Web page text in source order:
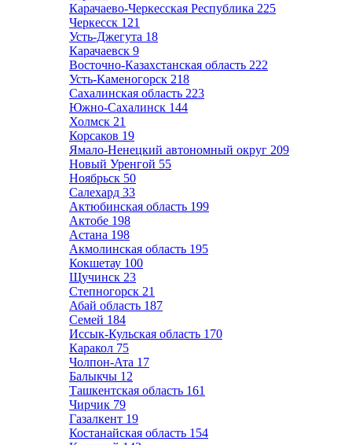
Карачаево-Черкесская Республика 225
Черкесск 121
Усть-Джегута 18
Карачаевск 9
Восточно-Казахстанская область 222
Усть-Каменогорск 218
Сахалинская область 223
Южно-Сахалинск 144
Холмск 21
Корсаков 19
Ямало-Ненецкий автономный округ 209
Новый Уренгой 55
Ноябрьск 50
Салехард 33
Актюбинская область 199
Актобе 198
Астана 198
Акмолинская область 195
Кокшетау 100
Щучинск 23
Степногорск 21
Абай область 187
Семей 184
Иссык-Кульская область 170
Каракол 75
Чолпон-Ата 17
Балыкчы 12
Ташкентская область 161
Чирчик 79
Газалкент 19
Костанайская область 154